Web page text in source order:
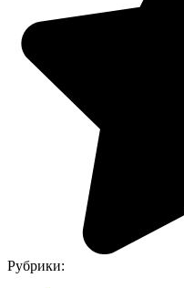
Рубрики: